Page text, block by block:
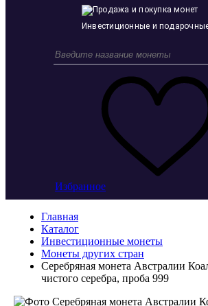
Инвестиционные и
Избранное
Главная
Каталог
Инвестиционные монеты
Монеты других стран
Серебряная монета Австралии
чистого серебра, проба 999